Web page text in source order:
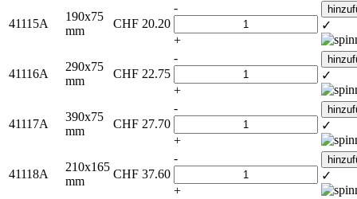
41115A
190x75
mm
CHF 20.20
-
+
✓
41116A
290x75
mm
CHF 22.75
-
+
✓
41117A
390x75
mm
CHF 27.70
-
+
✓
41118A
210x165
mm
CHF 37.60
-
+
✓